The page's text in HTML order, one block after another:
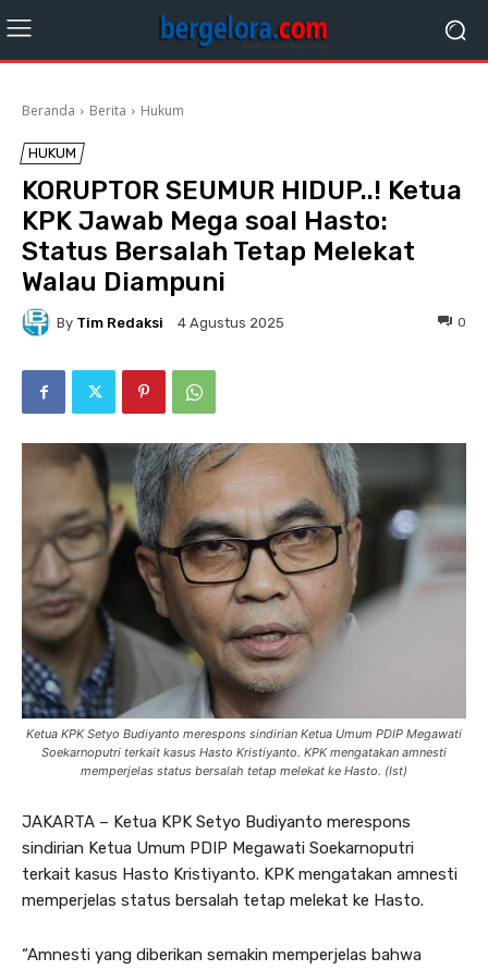
Beranda Berita Hukum
HUKUM
KORUPTOR SEUMUR HIDUP..! Ketua
KPK Jawab Mega soal Hasto:
Status Bersalah Tetap Melekat
Walau Diampuni
By Tim Redaksi 4 Agustus 2025 0
Ketua KPK Setyo Budiyanto merespons sindirian Ketua Umum PDIP Megawati
Soekarnoputri terkait kasus Hasto Kristiyanto. KPK mengatakan amnesti
memperjelas status bersalah tetap melekat ke Hasto. (Ist)
JAKARTA – Ketua KPK Setyo Budiyanto merespons
sindirian Ketua Umum PDIP Megawati Soekarnoputri
terkait kasus Hasto Kristiyanto. KPK mengatakan amnesti
memperjelas status bersalah tetap melekat ke Hasto.
“Amnesti yang diberikan semakin memperjelas bahwa